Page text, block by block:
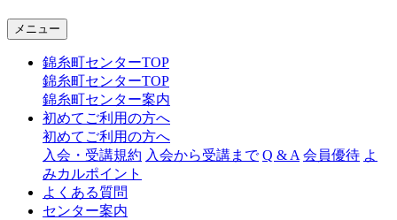
ャ
メニュー
錦糸町センターTOP
錦糸町センターTOP
錦糸町センター案内
初めてご利用の方へ
初めてご利用の方へ
入会・受講規約 入会から受講まで Q & A 会員優待 よ
みカルポイント
よくある質問
センター案内